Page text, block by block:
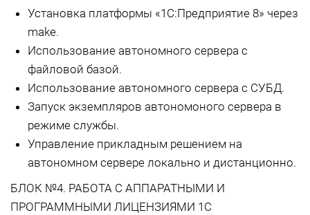
Установка платформы «1С:Предприятие 8» через
make.
Использование автономного сервера с
файловой базой.
Использование автономного сервера с СУБД.
Запуск экземпляров автономоного сервера в
режиме службы.
Управление прикладным решением на
автономном сервере локально и дистанционно.
БЛОК №4. РАБОТА С АППАРАТНЫМИ И
ПРОГРАММНЫМИ ЛИЦЕНЗИЯМИ 1С